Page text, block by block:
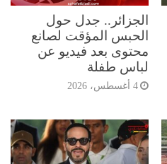
الجزائر.. جدل حول
الحبس المؤقت لصانع
محتوى بعد فيديو عن
لباس طفلة
4 أغسطس، 2026